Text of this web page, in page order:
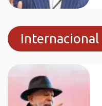
Internacional